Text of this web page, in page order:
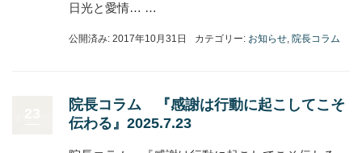
日光と愛情… …
公開済み: 2017年10月31日 カテゴリー: お知らせ, 院長コラム
院長コラム 『感謝は行動に起こしてこそ
伝わる』2025.7.23